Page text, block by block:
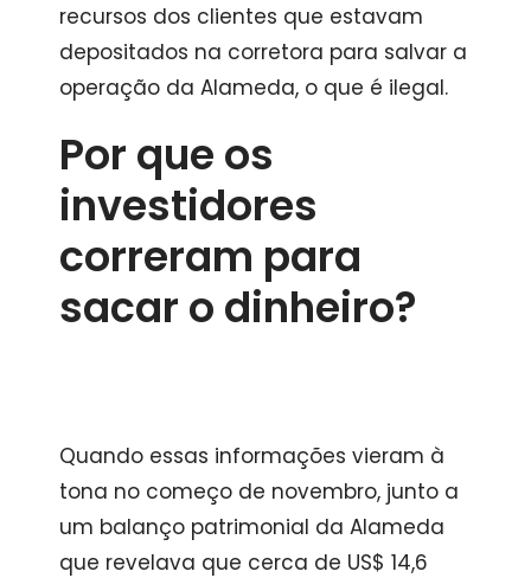
recursos dos clientes que estavam
depositados na corretora para salvar a
operação da Alameda, o que é ilegal.
Por que os
investidores
correram para
sacar o dinheiro?
Quando essas informações vieram à
tona no começo de novembro, junto a
um balanço patrimonial da Alameda
que revelava que cerca de US$ 14,6